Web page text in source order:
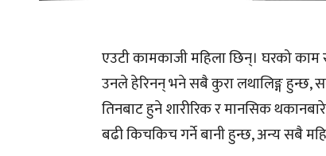
एउटी कामकाजी महिला छिन्। घरको काम
उनले हेरिनन् भने सबै कुरा लथालिङ्ग हुन्छ,
तिनबाट हुने शारीरिक र मानसिक
बढी किचकिच गर्ने बानी हुन्छ, अन्य सबै